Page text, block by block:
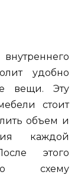
удобно
вещи. Эту
стоит
объем и
каждой
этого
схему